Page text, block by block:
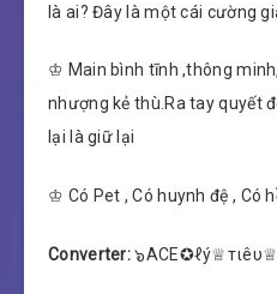
là ai? Đây là một cái cường
♔ Main bình tĩnh ,thông
nhượng kẻ thù.Ra tay quyết
lại là giữ lại
♔ Có Pet , Có huynh đệ , Có
Converter:๖